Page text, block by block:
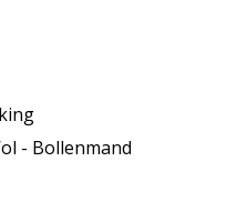
- Bollenmand